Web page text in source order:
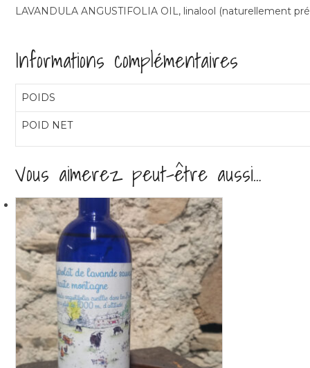
LAVANDULA ANGUSTIFOLIA OIL, linalool (naturellement
Informations complémentaires
POIDS
POID NET
Vous aimerez peut-être aussi…